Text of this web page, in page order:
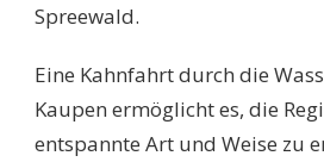
Spreewald.
Eine Kahnfahrt durch die
Kaupen ermöglicht es, die
entspannte Art und Weise zu